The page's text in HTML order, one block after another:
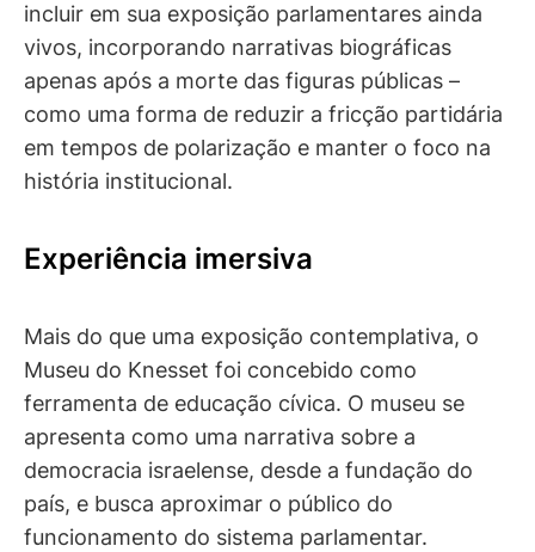
incluir em sua exposição parlamentares ainda
vivos, incorporando narrativas biográficas
apenas após a morte das figuras públicas –
como uma forma de reduzir a fricção partidária
em tempos de polarização e manter o foco na
história institucional.
Experiência imersiva
Mais do que uma exposição contemplativa, o
Museu do Knesset foi concebido como
ferramenta de educação cívica. O museu se
apresenta como uma narrativa sobre a
democracia israelense, desde a fundação do
país, e busca aproximar o público do
funcionamento do sistema parlamentar.